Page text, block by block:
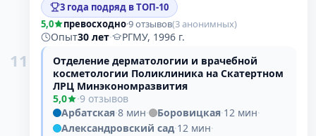
11
3 года подряд в ТОП-10
5,0
превосходно·9 отзывов(3 анонимных)
Опыт30 лет·
РГМУ, 1996 г.
Отделение дерматологии и врачебной
косметологии Поликлиника на Скатертном
ЛРЦ Минэкономразвития
5,0
·9 отзывов
Арбатская·8 мин· Боровицкая·12 мин·
Александровский сад·12 мин·